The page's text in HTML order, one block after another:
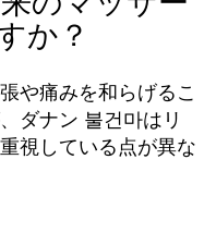
か？
や痛みを和らげるこ
ダナン 불건마はリ
視している点が異な